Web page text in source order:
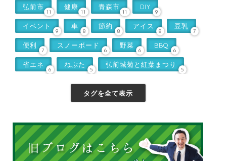
弘前市
11
健康
11
青森市
11
DIY
9
イベント
9
車
8
節約
8
アイス
8
豆乳
7
便利
7
スノーボード
6
野菜
6
BBQ
6
省エネ
6
ねぷた
5
弘前城菊と紅葉まつり
5
タグを全て表示